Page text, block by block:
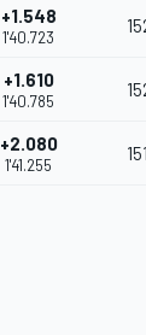
+1.548
1'40.723
+1.610
1'40.785
+2.080
1'41.255